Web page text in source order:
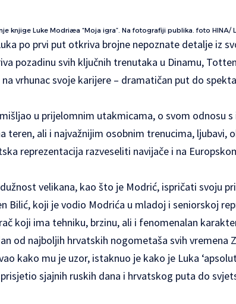
knjige Luke Modriæa “Moja igra”. Na fotografiji publika. foto HINA/
po prvi put otkriva brojne nepoznate detalje iz
pozadinu svih ključnih trenutaka u Dinamu,
vrhunac svoje karijere – dramatičan put do
u prijelomnim utakmicama, o svom odnosu
teren, ali i najvažnijim osobnim trenucima,
reprezentacija razveseliti navijače i na
velikana, kao što je Modrić, ispričati svoju
Bilić, koji je vodio Modrića u mladoj i seniorskoj
koji ima tehniku, brzinu, ali i fenomenalan
od najboljih hrvatskih nogometaša svih vremena
kako mu je uzor, istaknuo je kako je Luka
sjajnih ruskih dana i hrvatskog puta do